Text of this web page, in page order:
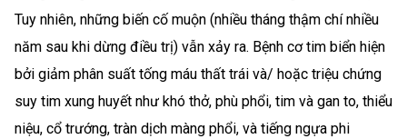
Tuy nhiên, những biến cố muộn (nhiều tháng thậm chí nhiều
năm sau khi dừng điều trị) vẫn xảy ra. Bệnh cơ tim biển hiện
bởi giảm phân suất tống máu thất trái và/ hoặc triệu chứng
suy tim xung huyết như khó thở, phù phổi, tim và gan to, thiểu
niệu, cổ trướng, tràn dịch màng phổi, và tiếng ngựa phi